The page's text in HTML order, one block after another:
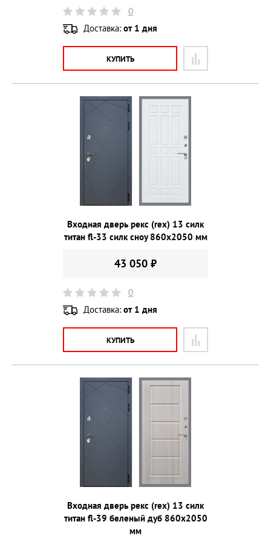
0
Доставка: от 1 дня
КУПИТЬ
Входная дверь рекс (rex) 13 силк
титан fl-33 силк сноу 860х2050 мм
43 050 ₽
0
Доставка: от 1 дня
КУПИТЬ
Входная дверь рекс (rex) 13 силк
титан fl-39 беленый дуб 860х2050
мм